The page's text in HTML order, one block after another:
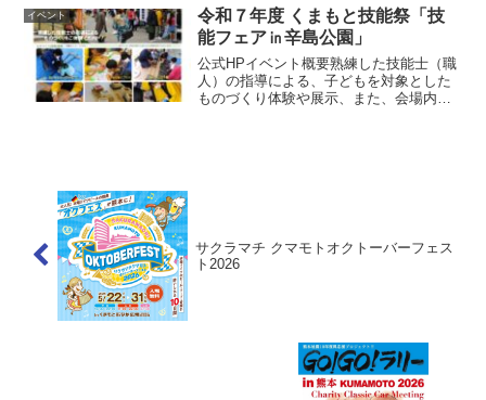
モン市場 期間限定ショップ公式HP
イベント
令和７年度 くまもと技能祭「技
能フェア㏌辛島公園」
公式HPイベント概要熟練した技能士（職
人）の指導による、子どもを対象とした
ものづくり体験や展示、また、会場内ス
サクラマチ クマモトオクトーバーフェス
ト2026